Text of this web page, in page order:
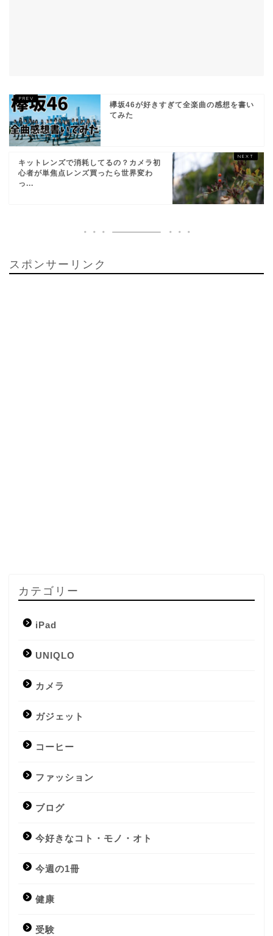
欅坂46が好きすぎて全楽曲の感想を書い
てみた
キットレンズで消耗してるの？カメラ初
心者が単焦点レンズ買ったら世界変わ
っ...
スポンサーリンク
カテゴリー
iPad
UNIQLO
カメラ
ガジェット
コーヒー
ファッション
ブログ
今好きなコト・モノ・オト
今週の1冊
健康
受験